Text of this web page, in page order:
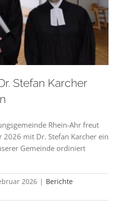
Stefan Karcher
Rhein-Ahr freut
2026 mit Dr. Stefan Karcher ein
Gemeinde ordiniert
2026 | Berichte